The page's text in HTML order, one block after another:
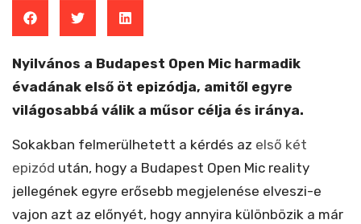
Nyilvános a Budapest Open Mic harmadik
évadának első öt epizódja, amitől egyre
világosabbá válik a műsor célja és iránya.
Sokakban felmerülhetett a kérdés az első két
epizód után, hogy a Budapest Open Mic reality
jellegének egyre erősebb megjelenése elveszi-e
vajon azt az előnyét, hogy annyira különbözik a már